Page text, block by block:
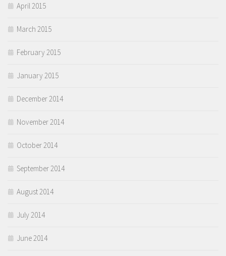
April 2015
March 2015
February 2015
January 2015
December 2014
November 2014
October 2014
September 2014
August 2014
July 2014
June 2014